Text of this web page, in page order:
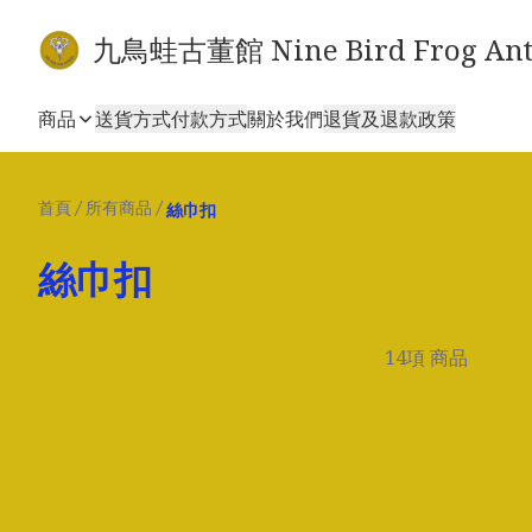
九鳥蛙古董館 Nine Bird Frog
商品 送貨方式付款方式關於我們退貨及退款政策
首頁 / 所有商品 / 絲巾扣
絲巾扣
14項 商品